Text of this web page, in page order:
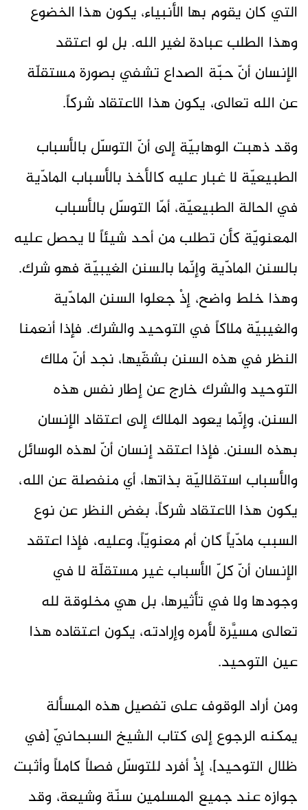
التي كان يقوم بها الأنبياء، يكون هذا الخضوع
وهذا الطلب عبادة لغير الله. بل لو اعتقد
الإنسان أنّ حبّة الصداع تشفي بصورة مستقلّة
عن الله تعالى، يكون هذا الاعتقاد شركاً.
وقد ذهبت الوهابيّة إلى أنّ التوسّل بالأسباب
الطبيعيّة لا غبار عليه كالأخذ بالأسباب المادّية
في الحالة الطبيعيّة، أمّا التوسّل بالأسباب
المعنويّة كأن تطلب من أحد شيئاً لا يحصل عليه
بالسنن المادّية وإنّما بالسنن الغيبيّة فهو شرك.
وهذا خلط واضح، إذْ جعلوا السنن المادّية
والغيبيّة ملاكاً في التوحيد والشرك. فإذا أنعمنا
النظر في هذه السنن بشقّيها، نجد أنّ ملاك
التوحيد والشرك خارج عن إطار نفس هذه
السنن، وإنّما يعود الملاك إلى اعتقاد الإنسان
بهذه السنن. فإذا اعتقد إنسان أنّ لهذه الوسائل
والأسباب استقلاليّة بذاتها، أي منفصلة عن الله،
يكون هذا الاعتقاد شركاً، بغض النظر عن نوع
السبب مادّياً كان أم معنويّاً، وعليه، فإذا اعتقد
الإنسان أنّ كلّ الأسباب غير مستقلّة لا في
وجودها ولا في تأثيرها، بل هي مخلوقة لله
تعالى مسيَّرة لأمره وإرادته، يكون اعتقاده هذا
عين التوحيد.
ومن أراد الوقوف على تفصيل هذه المسألة
يمكنه الرجوع إلى كتاب الشيخ السبحانيّ [في
ظلال التوحيد]، إذْ أفرد للتوسّل فصلاً كاملاً وأثبت
جوازه عند جميع المسلمين سنّة وشيعة، وقد